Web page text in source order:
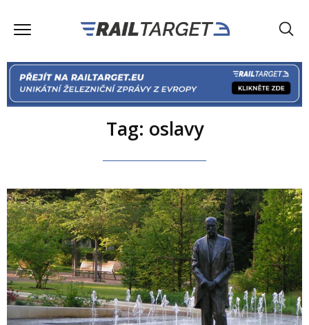
Tag: oslavy